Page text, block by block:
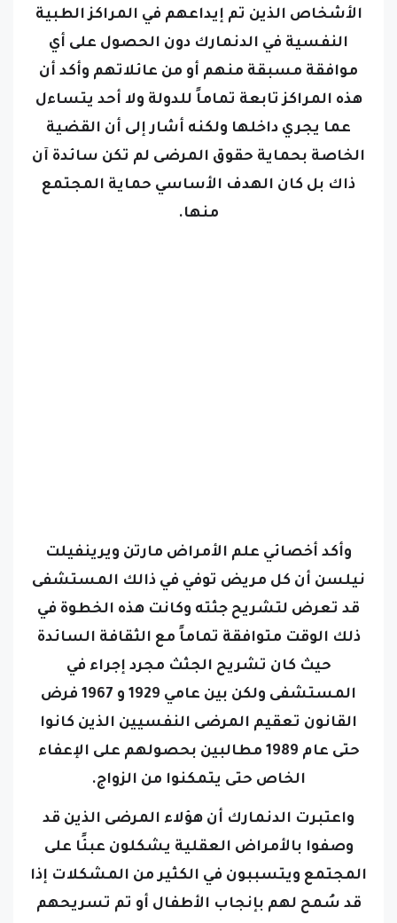
الأشخاص الذين تم إيداعهم في المراكز الطبية
النفسية في الدنمارك دون الحصول على أي
موافقة مسبقة منهم أو من عائلاتهم وأكد أن
هذه المراكز تابعة تماماً للدولة ولا أحد يتساءل
عما يجري داخلها ولكنه أشار إلى أن القضية
الخاصة بحماية حقوق المرضى لم تكن سائدة آن
ذاك بل كان الهدف الأساسي حماية المجتمع
منها.
وأكد أخصائي علم الأمراض مارتن ويرينفيلت
نيلسن أن كل مريض توفي في ذالك المستشفى
قد تعرض لتشريح جثته وكانت هذه الخطوة في
ذلك الوقت متوافقة تماماً مع الثقافة السائدة
حيث كان تشريح الجثث مجرد إجراء في
المستشفى ولكن بين عامي 1929 و 1967 فرض
القانون تعقيم المرضى النفسيين الذين كانوا
حتى عام 1989 مطالبين بحصولهم على الإعفاء
الخاص حتى يتمكنوا من الزواج.
واعتبرت الدنمارك أن هؤلاء المرضى الذين قد
وصفوا بالأمراض العقلية يشكلون عبئًا على
المجتمع ويتسببون في الكثير من المشكلات إذا
قد سُمح لهم بإنجاب الأطفال أو تم تسريحهم